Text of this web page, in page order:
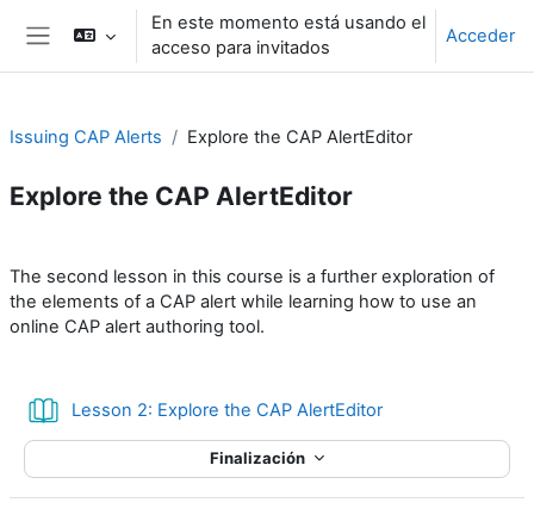
Salta al contenido principal
Panel lateral
En este momento está usando el
acceso para invitados
Acceder
Issuing CAP Alerts Explore the CAP AlertEditor
Explore the CAP AlertEditor
The second lesson in this course is a further exploration of
the elements of a CAP alert while learning how to use an
online CAP alert authoring tool.
Lesson 2: Explore the CAP AlertEditorLibro
Finalización